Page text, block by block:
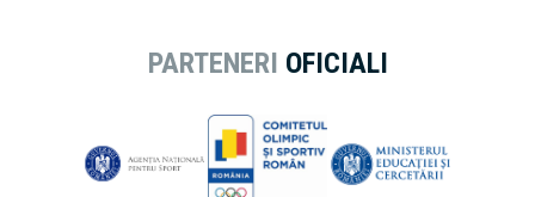
PARTENERI OFICIALI